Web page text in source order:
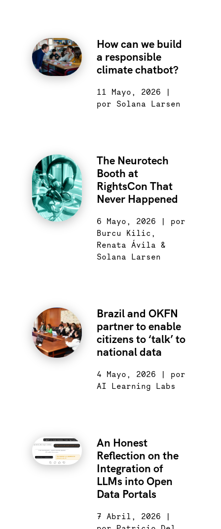
How can we build
a responsible
climate chatbot?
11 Mayo, 2026 |
por Solana Larsen
The Neurotech
Booth at
RightsCon That
Never Happened
6 Mayo, 2026 | por
Burcu Kilic,
Renata Ávila &
Solana Larsen
Brazil and OKFN
partner to enable
citizens to ‘talk’ to
national data
4 Mayo, 2026 | por
AI Learning Labs
An Honest
Reflection on the
Integration of
LLMs into Open
Data Portals
7 Abril, 2026 |